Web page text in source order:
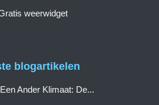
weerwidget
blogartikelen
Ander Klimaat: De...